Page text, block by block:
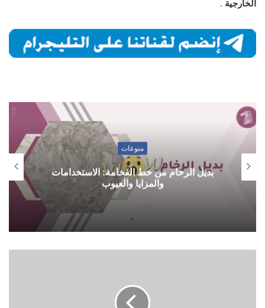
الخارجية .
منوعات
بديل الرخام من خط الفخامة: الاستخدامات
والمزايا والعيوب